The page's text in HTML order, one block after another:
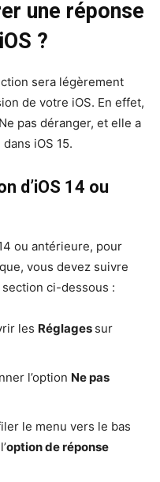
une réponse
?
sera légèrement
de votre iOS. En effet,
pas déranger, et elle a
iOS 15.
d’iOS 14 ou
ou antérieure, pour
vous devez suivre
ci-dessous :
les Réglages sur
l’option Ne pas
le menu vers le bas
option de réponse